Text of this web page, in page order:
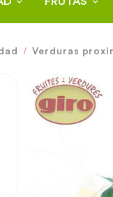
Verduras